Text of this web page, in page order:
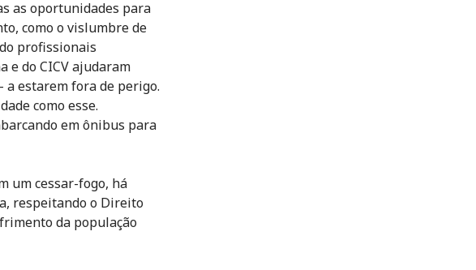
as oportunidades para
como o vislumbre de
profissionais
e do CICV ajudaram
a estarem fora de perigo.
como esse.
em ônibus para
um cessar-fogo, há
respeitando o Direito
da população